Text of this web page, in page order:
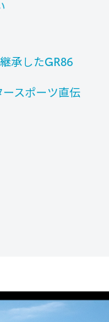
承したGR86
スポーツ直伝